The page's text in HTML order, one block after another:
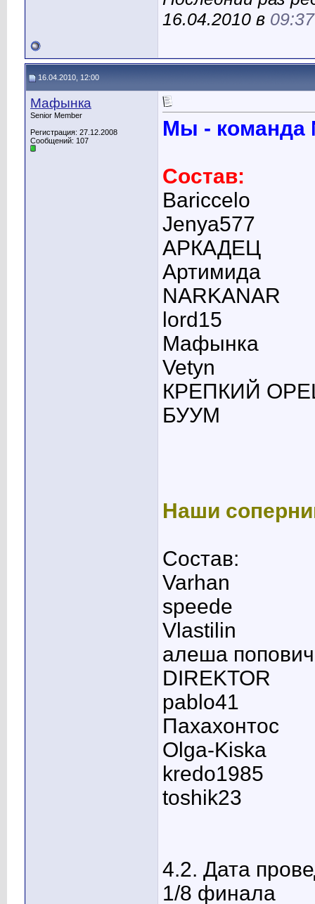
16.04.2010 в 09:37
16.04.2010, 12:00
Мафынка
Senior Member
Регистрация: 27.12.2008
Сообщений: 107
Мы - команда
Состав:
Bariccelo
Jenya577
АРКАДЕЦ
Артимида
NARKANAR
lord15
Мафынка
Vetyn
КРЕПКИЙ
БУУМ
Наши
Состав:
Varhan
speede
Vlastilin
алеша попович
DIREKTOR
pablo41
Пахахонтос
Olga-Kiska
kredo1985
toshik23
4.2. Дата
1/8 финала